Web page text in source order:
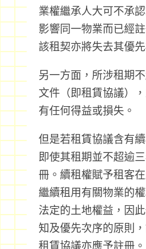
業權繼承人大可不承
影響同一物業而已經
該租契亦將失去其優先
另一方面，所涉租期
文件（即租賃協議）
有任何得益或損失。
但是若租賃協議含有
即使其租期並不超逾
冊。續租權賦予租客
繼續租用有關物業的
法定的土地權益，因
知及優先次序的原則
租賃協議亦應予註冊。